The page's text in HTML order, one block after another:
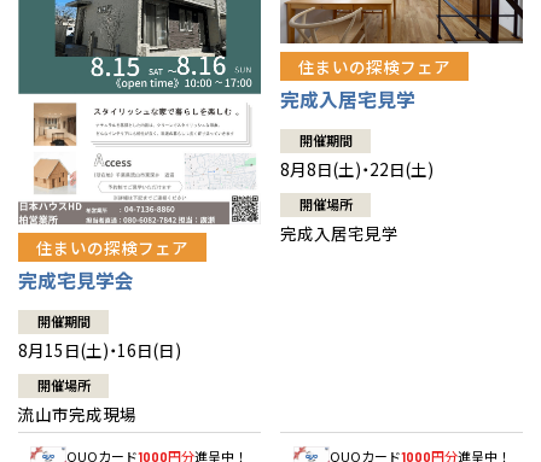
住まいの探検フェア
完成宅見学会
開催期間
8月15日(土)・16日(日)
開催場所
流山市完成現場
QUOカード1000円分進呈中！
住まいの探検フェア
完成入居宅見学
開催期間
8月8日(土)・22日(土)
開催場所
完成入居宅見学
QUOカード1000円分進呈中！